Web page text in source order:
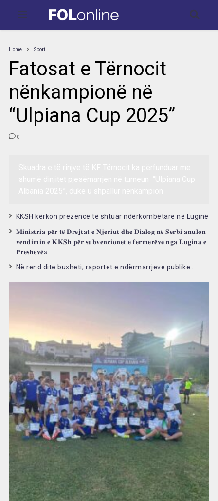
Home Sport
Fatosat e Tërnocit
nënkampionë në
“Ulpiana Cup 2025”
0
KKSH kërkon prezencë të shtuar ndërkombëtare në Luginë
𝐌𝐢𝐧𝐢𝐬𝐭𝐫𝐢𝐚 𝐩𝐞̈𝐫 𝐭𝐞̈ 𝐃𝐫𝐞𝐣𝐭𝐚𝐭 𝐞 𝐍𝐣𝐞𝐫𝐢𝐮𝐭 𝐝𝐡𝐞 𝐃𝐢𝐚𝐥𝐨𝐠 𝐧𝐞̈ 𝐒𝐞𝐫𝐛𝐢 𝐚𝐧𝐮𝐥𝐨𝐧
𝐯𝐞𝐧𝐝𝐢𝐦𝐢𝐧 𝐞 𝐊𝐊𝐒𝐡 𝐩𝐞̈𝐫 𝐬𝐮𝐛𝐯𝐞𝐧𝐜𝐢𝐨𝐧𝐞𝐭 𝐞 𝐟𝐞𝐫𝐦𝐞𝐫𝐞̈𝐯𝐞 𝐧𝐠𝐚 𝐋𝐮𝐠𝐢𝐧𝐚 𝐞
𝐏𝐫𝐞𝐬𝐡𝐞𝐯𝐞̈s.
Në rend dite buxheti, raportet e ndërmarrjeve publike…